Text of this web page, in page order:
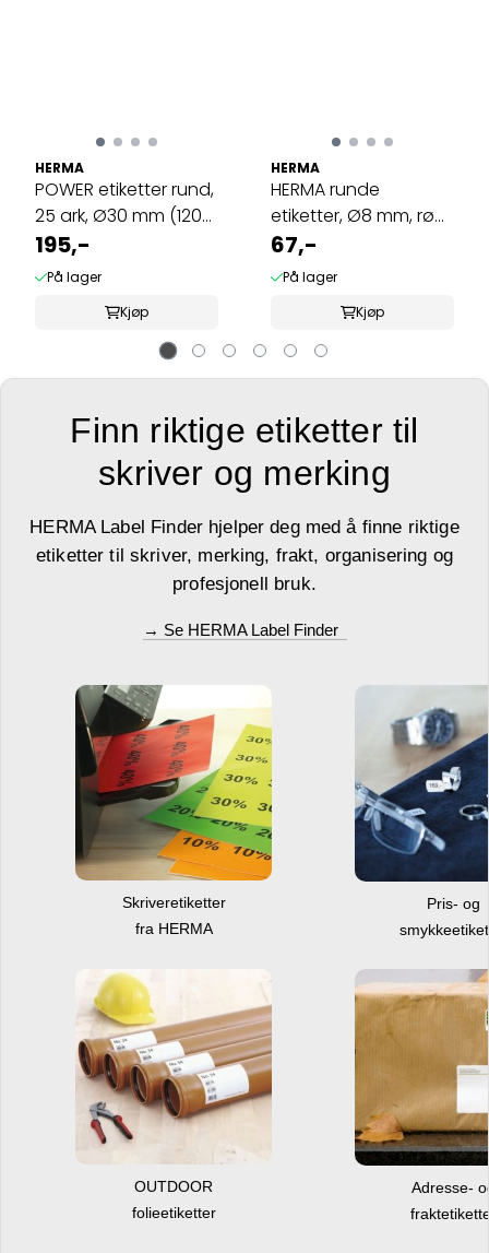
HERMA
POWER etiketter rund,
25 ark, Ø30 mm (1200
stk)
195,-
På lager
Kjøp
HERMA
HERMA runde
etiketter, Ø8 mm, rød
(5632 stk)
67,-
På lager
Kjøp
Finn riktige etiketter til
skriver og merking
HERMA Label Finder hjelper deg med å finne riktige
etiketter til skriver, merking, frakt, organisering og
profesjonell bruk.
→ Se HERMA Label Finder
Skriveretiketter
fra HERMA
Pris- og
OUTDOOR
folieetiketter
Adresse-